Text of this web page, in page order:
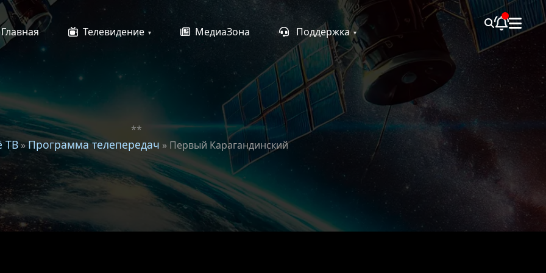
Главная Телевидение МедиаЗона Поддержка
**
ТВ»Программа телепередач » Первый Карагандинский